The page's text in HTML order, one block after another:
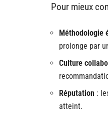
Pour mieux
Méthodologie
prolonge par
Culture
Réputation :
atteint.